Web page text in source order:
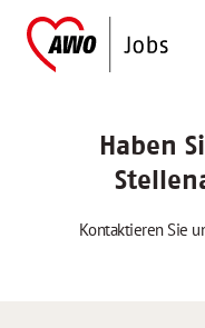
Haben
Kontaktieren Sie